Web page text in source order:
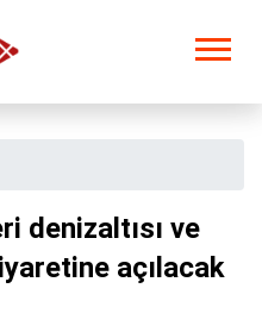
denizaltısı ve
açılacak